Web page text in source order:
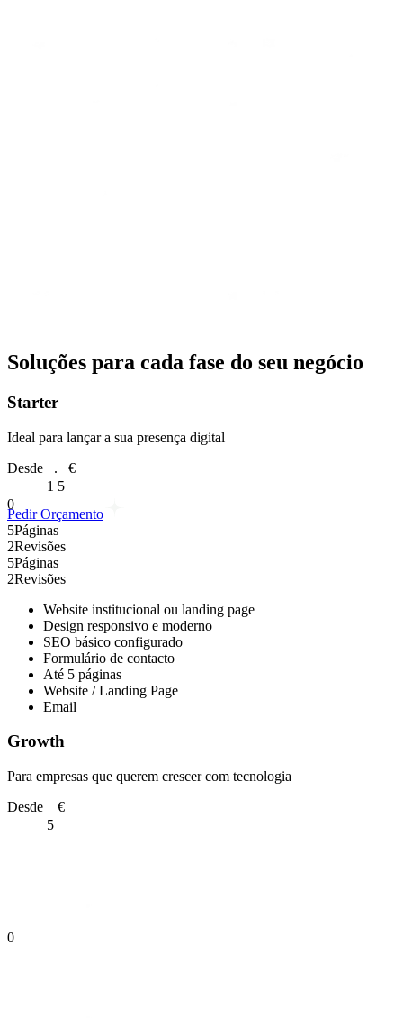
Soluções para cada fase do seu negócio
Starter
Ideal para lançar a sua presença digital
Desde
1
.
5
€
0
Pedir Orçamento
5Páginas
2Revisões
5Páginas
2Revisões
Website institucional ou landing page
Design responsivo e moderno
SEO básico configurado
Formulário de contacto
Até 5 páginas
Website / Landing Page
Email
Growth
Para empresas que querem crescer com tecnologia
Desde
5
€
0